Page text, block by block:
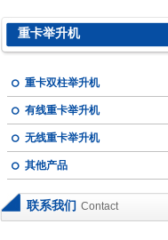
重卡举升机
重卡双柱举升机
有线重卡举升机
无线重卡举升机
其他产品
联系我们 Contact